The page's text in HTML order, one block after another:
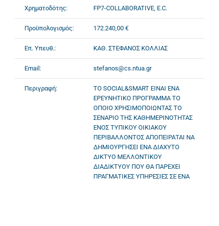
Χρηματοδότης: FP7-COLLABORATIVE, E.C.
Προϋπολογισμός: 172.240,00 €
Επ. Υπευθ.: ΚΑΘ. ΣΤΕΦΑΝΟΣ ΚΟΛΛΙΑΣ
Email: stefanos@cs.ntua.gr
Περιγραφή:
ΤΟ SOCIAL&SMART ΕΙΝΑΙ ΕΝΑ
ΕΡΕΥΝΗΤΙΚΟ ΠΡΟΓΡΑΜΜΑ ΤΟ
ΟΠΟΙΟ ΧΡΗΣΙΜΟΠΟΙΩΝΤΑΣ ΤΟ
ΣΕΝΑΡΙΟ ΤΗΣ ΚΑΘΗΜΕΡΙΝΟΤΗΤΑΣ
ΕΝΟΣ ΤΥΠΙΚΟΥ ΟΙΚΙΑΚΟΥ
ΠΕΡΙΒΑΛΛΟΝΤΟΣ ΑΠΟΠΕΙΡΑΤΑΙ ΝΑ
ΔΗΜΙΟΥΡΓΗΣΕΙ ΕΝΑ ΔΙΑΧΥΤΟ
ΔΙΚΤΥΟ ΜΕΛΛΟΝΤΙΚΟΥ
ΔΙΑΔΙΚΤΥΟΥ ΠΟΥ ΘΑ ΠΑΡΕΧΕΙ
ΠΡΑΓΜΑΤΙΚΕΣ ΥΠΗΡΕΣΙΕΣ ΣΕ ΕΝΑ